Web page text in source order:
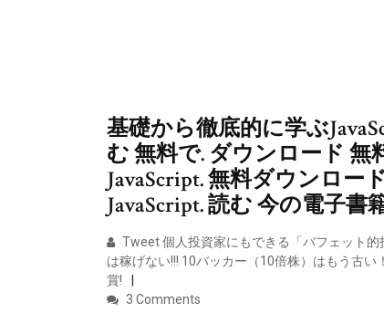
基礎から徹底的に学ぶ
む 無料で. ダウンロード
JavaScript. 無料ダウンロー
JavaScript. 読む 今の電子書
Tweet 個人投資家にもできる「バフェット
は稼げない!!! 10バッカー（10倍株）はもう古
賞!
3 Comments